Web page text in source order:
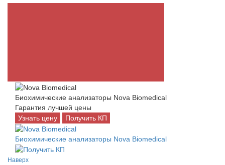
Биохимические анализаторы Nova Biomedical
Гарантия лучшей цены
Узнать цену
Получить КП
Биохимические анализаторы Nova Biomedical
Наверх